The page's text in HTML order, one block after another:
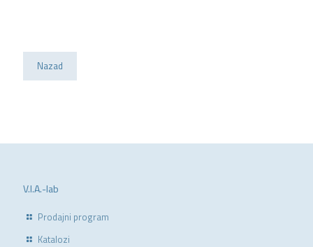
Nazad
V.I.A.-lab
Prodajni program
Katalozi